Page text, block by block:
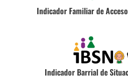
Indicador Familiar de
Indicador Barrial de